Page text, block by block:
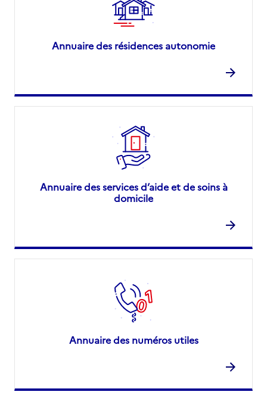
Annuaire des résidences autonomie
Annuaire des services d’aide et de soins à
domicile
Annuaire des numéros utiles